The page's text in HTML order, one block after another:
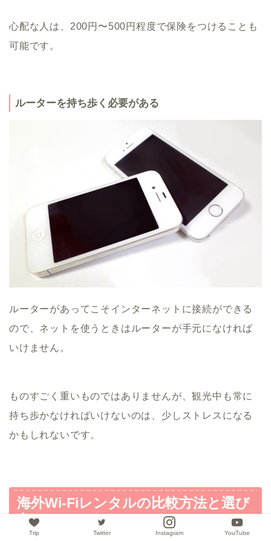
心配な人は、200円〜500円程度で保険をつけることも
可能です。
ルーターを持ち歩く必要がある
ルーターがあってこそインターネットに接続ができる
ので、ネットを使うときはルーターが手元になければ
いけません。
ものすごく重いものではありませんが、観光中も常に
持ち歩かなければいけないのは、少しストレスになる
かもしれないです。
海外Wi-Fiレンタルの比較方法と選び
方
Trip Twitter Instagram YouTube